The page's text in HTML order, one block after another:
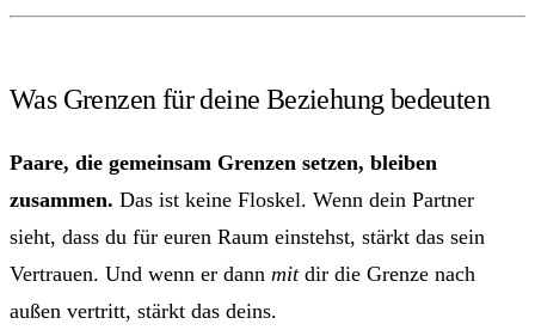
Was Grenzen für deine Beziehung bedeuten
Paare, die gemeinsam Grenzen setzen, bleiben
zusammen. Das ist keine Floskel. Wenn dein Partner
sieht, dass du für euren Raum einstehst, stärkt das sein
Vertrauen. Und wenn er dann mitdir die Grenze nach
außen vertritt, stärkt das deins.